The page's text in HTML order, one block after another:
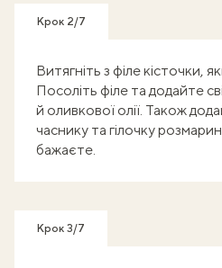
Крок 2/7
Витягніть з філе кісточки,
Посоліть філе та додайте
й оливкової олії. Також
часнику та гілочку
бажаєте.
Крок 3/7